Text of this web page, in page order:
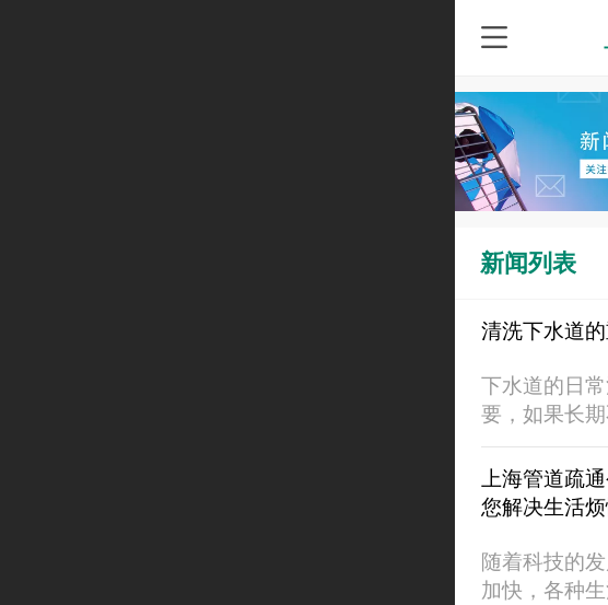
新闻列表
清洗下水道
下水道的日
要，如果长
期管内的油
径变小;长期
化氢气体造成
产生腐蚀;管
除造成管道
上海管道疏
您解决生活
随着科技的
加快，各种